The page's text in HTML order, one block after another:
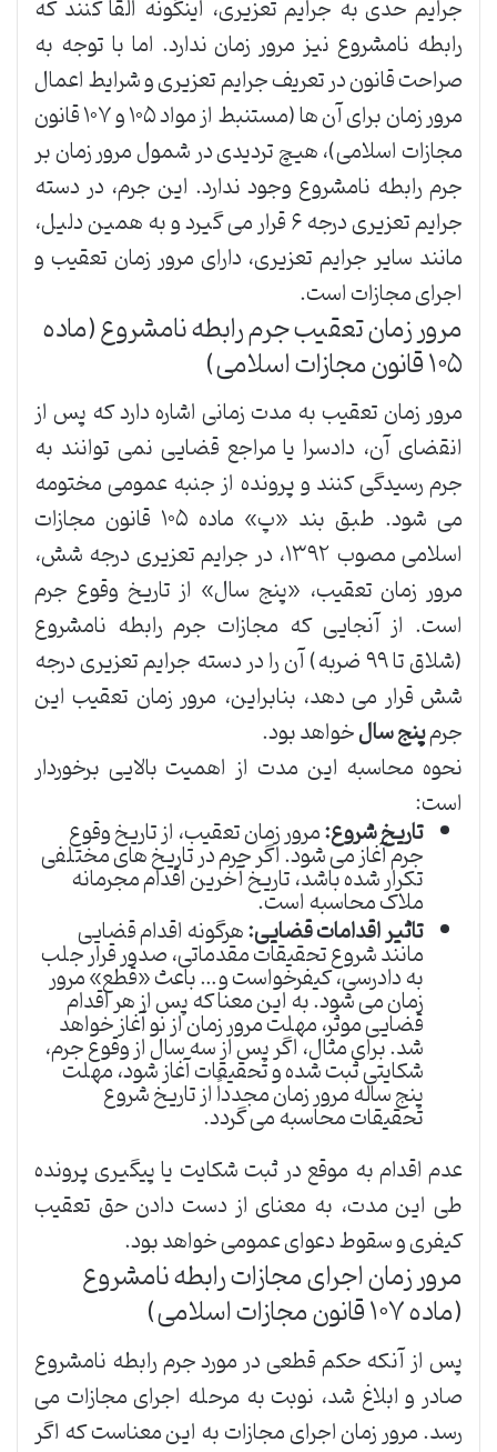
جرایم حدی به جرایم تعزیری، اینگونه القا کنند که
رابطه نامشروع نیز مرور زمان ندارد. اما با توجه به
صراحت قانون در تعریف جرایم تعزیری و شرایط اعمال
مرور زمان برای آن ها (مستنبط از مواد ۱۰۵ و ۱۰۷ قانون
مجازات اسلامی)، هیچ تردیدی در شمول مرور زمان بر
جرم رابطه نامشروع وجود ندارد. این جرم، در دسته
جرایم تعزیری درجه ۶ قرار می گیرد و به همین دلیل،
مانند سایر جرایم تعزیری، دارای مرور زمان تعقیب و
اجرای مجازات است.
مرور زمان تعقیب جرم رابطه نامشروع (ماده
۱۰۵ قانون مجازات اسلامی)
مرور زمان تعقیب به مدت زمانی اشاره دارد که پس از
انقضای آن، دادسرا یا مراجع قضایی نمی توانند به
جرم رسیدگی کنند و پرونده از جنبه عمومی مختومه
می شود. طبق بند «پ» ماده ۱۰۵ قانون مجازات
اسلامی مصوب ۱۳۹۲، در جرایم تعزیری درجه شش،
مرور زمان تعقیب، «پنج سال» از تاریخ وقوع جرم
است. از آنجایی که مجازات جرم رابطه نامشروع
(شلاق تا ۹۹ ضربه) آن را در دسته جرایم تعزیری درجه
شش قرار می دهد، بنابراین، مرور زمان تعقیب این
جرمپنج سالخواهد بود.
نحوه محاسبه این مدت از اهمیت بالایی برخوردار
است:
تاریخ شروع:مرور زمان تعقیب، از تاریخ وقوع
جرم آغاز می شود. اگر جرم در تاریخ های مختلفی
تکرار شده باشد، تاریخ آخرین اقدام مجرمانه
ملاک محاسبه است.
تاثیر اقدامات قضایی:هرگونه اقدام قضایی
مانند شروع تحقیقات مقدماتی، صدور قرار جلب
به دادرسی، کیفرخواست و… باعث «قطع» مرور
زمان می شود. به این معنا که پس از هر اقدام
قضایی موثر، مهلت مرور زمان از نو آغاز خواهد
شد. برای مثال، اگر پس از سه سال از وقوع جرم،
شکایتی ثبت شده و تحقیقات آغاز شود، مهلت
پنج ساله مرور زمان مجدداً از تاریخ شروع
تحقیقات محاسبه می گردد.
عدم اقدام به موقع در ثبت شکایت یا پیگیری پرونده
طی این مدت، به معنای از دست دادن حق تعقیب
کیفری و سقوط دعوای عمومی خواهد بود.
مرور زمان اجرای مجازات رابطه نامشروع
(ماده ۱۰۷ قانون مجازات اسلامی)
پس از آنکه حکم قطعی در مورد جرم رابطه نامشروع
صادر و ابلاغ شد، نوبت به مرحله اجرای مجازات می
رسد. مرور زمان اجرای مجازات به این معناست که اگر